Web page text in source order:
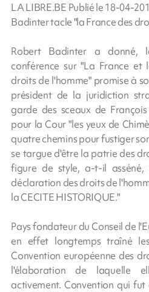
LA LIBRE.BE Publié le 18-04-
Badinter tacle "la France des
Robert Badinter a donné,
conférence sur "La France et
droits de l'homme" promise à
président de la juridiction
garde des sceaux de
pour la Cour "les yeux de
quatre chemins pour fustiger
se targue d'être la patrie des
figure de style, a-t-il
déclaration des droits de
la CECITE HISTORIQUE."
Pays fondateur du Conseil de
en effet longtemps traîné
Convention européenne des
l'élaboration de laquelle
activement. Convention qui